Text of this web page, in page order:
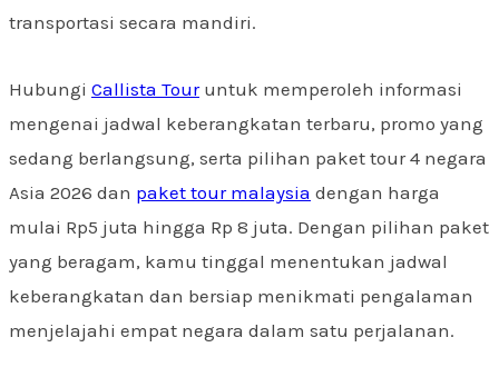
transportasi secara mandiri.
Hubungi Callista Touruntuk memperoleh informasi
mengenai jadwal keberangkatan terbaru, promo yang
sedang berlangsung, serta pilihan paket tour 4 negara
Asia 2026 dan paket tour malaysia dengan harga
mulai Rp5 juta hingga Rp 8 juta. Dengan pilihan paket
yang beragam, kamu tinggal menentukan jadwal
keberangkatan dan bersiap menikmati pengalaman
menjelajahi empat negara dalam satu perjalanan.